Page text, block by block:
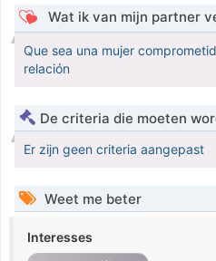
Wat ik van mijn partner
Que sea una mujer
relación
De criteria die moeten
Er zijn geen criteria aangepast
Weet me beter
Interesses